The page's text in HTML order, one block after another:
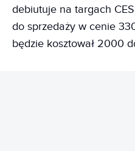
debiutuje na targach
do sprzedaży w cenie
będzie kosztował 2000